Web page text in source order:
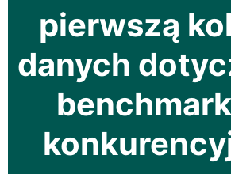
pierwszą
danych